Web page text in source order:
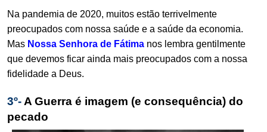
Na pandemia de 2020, muitos estão terrivelmente
preocupados com nossa saúde e a saúde da economia.
Mas Nossa Senhora de Fátima nos lembra gentilmente
que devemos ficar ainda mais preocupados com a nossa
fidelidade a Deus.
3º- A Guerra é imagem (e consequência) do
pecado